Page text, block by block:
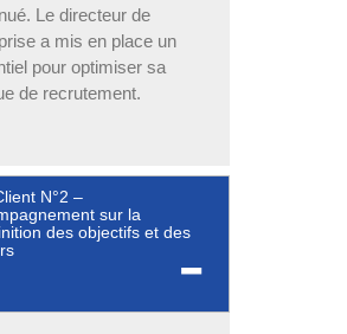
Le directeur de
a mis en place un
pour optimiser sa
de recrutement.
N°2 –
sur la
des objectifs et des